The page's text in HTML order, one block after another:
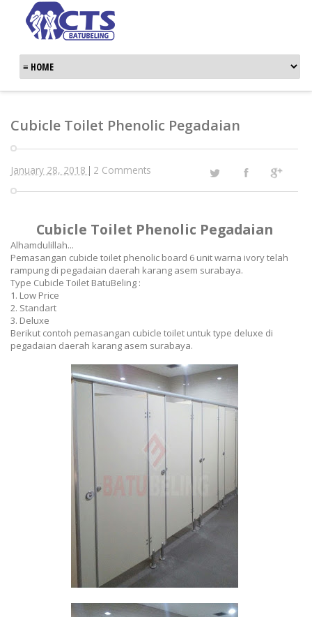
Cubicle Toilet Phenolic Pegadaian
January 28, 2018 | 2 Comments
Cubicle Toilet Phenolic Pegadaian
Alhamdulillah...
Pemasangan cubicle toilet phenolic board 6 unit warna ivory telah
rampung di pegadaian daerah karang asem surabaya.
Type Cubicle Toilet BatuBeling :
1. Low Price
2. Standart
3. Deluxe
Berikut contoh pemasangan cubicle toilet untuk type deluxe di
pegadaian daerah karang asem surabaya.